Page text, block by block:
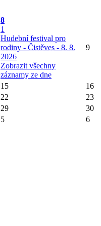
8
1
Hudební festival pro
rodiny - Čistěves - 8. 8.
2026
Zobrazit všechny
záznamy ze dne
9
15
16
22
23
29
30
5 6